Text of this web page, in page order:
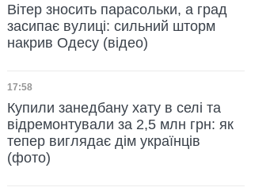
Вітер зносить парасольки, а град
засипає вулиці: сильний шторм
накрив Одесу (відео)
Дата публікації
17:58
Купили занедбану хату в селі та
відремонтували за 2,5 млн грн: як
тепер виглядає дім українців
(фото)